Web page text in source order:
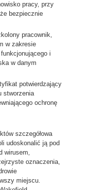
pracy, przy
bezpiecznie
pracownik,
w zakresie
i
w danym
potwierdzający
stworzenia
ochronę
szczegółowa
udoskonalić ją pod
wirusem,
oznaczenia,
miejscu.